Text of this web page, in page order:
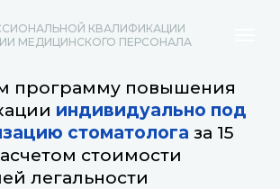
программу повышения
индивидуально под
стоматолога за 15
стоимости
легальности
КВАЛИФИКАЦИИ
МЕДИЦИНСКОГО ПЕРСОНАЛА